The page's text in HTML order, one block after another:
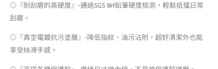
◎『耐刮磨的高硬度』-通過SGS 9H鉛筆硬度檢測，輕鬆抵擋日常
刮磨。
◎『真空電鍍抗污塗層』-降低指紋、油污沾附，超好清潔外也能
享受絲滑手感。